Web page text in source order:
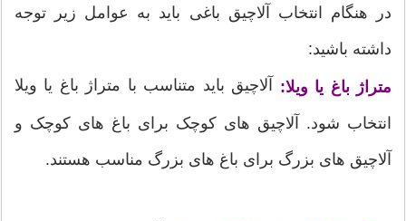
در هنگام انتخاب آلاچیق باغی باید به عوامل زیر توجه
داشته باشید:
متراژ باغ یا ویلا: آلاچیق باید متناسب با متراژ باغ یا ویلا
انتخاب شود. آلاچیق های کوچک برای باغ های کوچک و
آلاچیق های بزرگ برای باغ های بزرگ مناسب هستند.